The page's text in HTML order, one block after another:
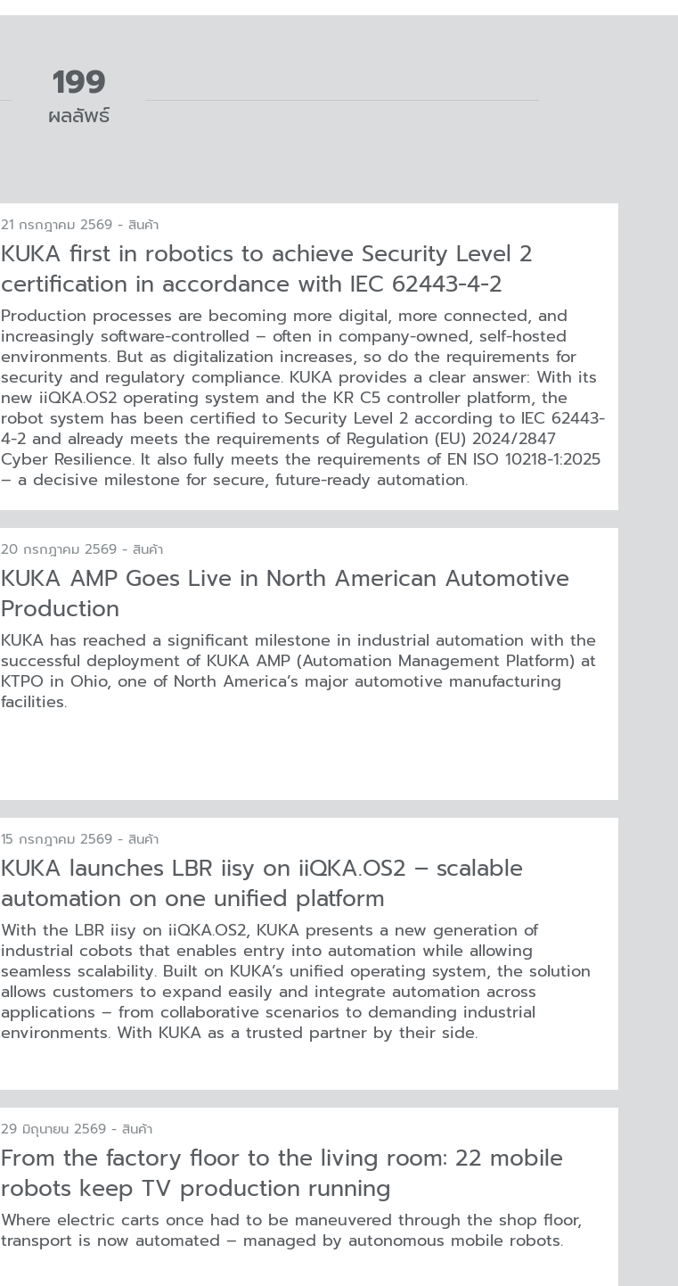
199
ผลลัพธ์
21 กรกฎาคม 2569 - สินค้า
KUKA first in robotics to achieve Security Level 2
certification in accordance with IEC 62443-4-2
Production processes are becoming more digital, more connected, and
increasingly software-controlled – often in company-owned, self-hosted
environments. But as digitalization increases, so do the requirements for
security and regulatory compliance. KUKA provides a clear answer: With its
new iiQKA.OS2 operating system and the KR C5 controller platform, the
robot system has been certified to Security Level 2 according to IEC 62443-
4-2 and already meets the requirements of Regulation (EU) 2024/2847
Cyber Resilience. It also fully meets the requirements of EN ISO 10218-1:2025
– a decisive milestone for secure, future-ready automation.
20 กรกฎาคม 2569 - สินค้า
KUKA AMP Goes Live in North American Automotive
Production
KUKA has reached a significant milestone in industrial automation with the
successful deployment of KUKA AMP (Automation Management Platform) at
KTPO in Ohio, one of North America’s major automotive manufacturing
facilities.
15 กรกฎาคม 2569 - สินค้า
KUKA launches LBR iisy on iiQKA.OS2 – scalable
automation on one unified platform
With the LBR iisy on iiQKA.OS2, KUKA presents a new generation of
industrial cobots that enables entry into automation while allowing
seamless scalability. Built on KUKA’s unified operating system, the solution
allows customers to expand easily and integrate automation across
applications – from collaborative scenarios to demanding industrial
environments. With KUKA as a trusted partner by their side.
29 มิถุนายน 2569 - สินค้า
From the factory floor to the living room: 22 mobile
robots keep TV production running
Where electric carts once had to be maneuvered through the shop floor,
transport is now automated – managed by autonomous mobile robots.